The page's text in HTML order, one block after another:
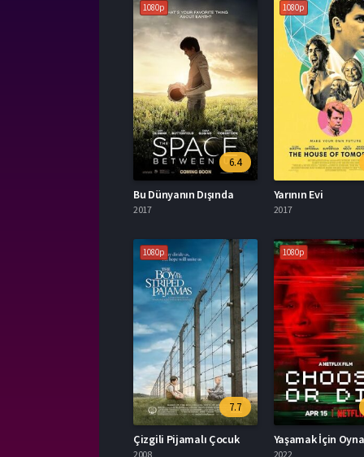
1080p
6.4
Bu Dünyanın Dışında
2017
1080p
Yarının Evi
2017
1080p
7.7
Çizgili Pijamalı Çocuk
2008
1080p
Yaşamak İçin Oyna
2022